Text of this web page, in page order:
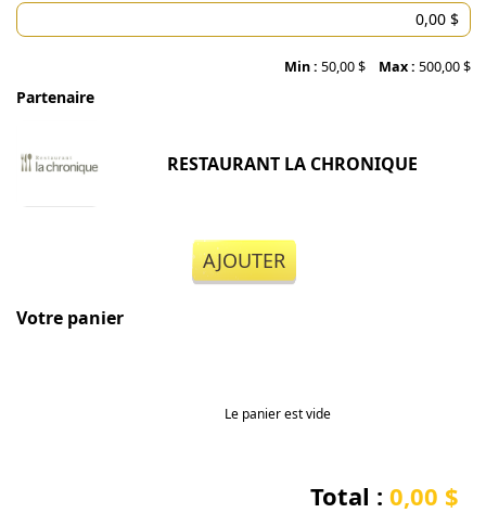
Min : 50,00 $ Max : 500,00 $
Partenaire
RESTAURANT LA CHRONIQUE
AJOUTER
Votre panier
Le panier est vide
Total : 0,00 $